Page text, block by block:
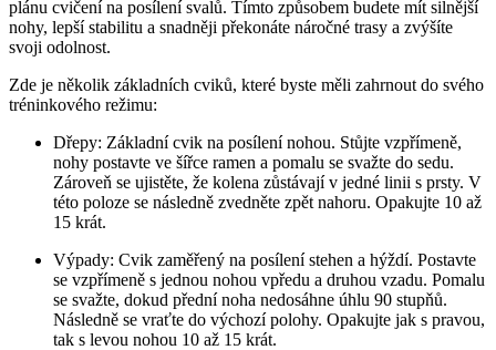
plánu cvičení na posílení svalů. Tímto způsobem budete mít silnější
nohy, lepší stabilitu a snadněji překonáte náročné trasy a zvýšíte
svoji odolnost.
Zde je několik základních cviků, které byste měli zahrnout do svého
tréninkového režimu:
Dřepy: Základní cvik na posílení nohou. Stůjte vzpřímeně,
nohy postavte ve šířce ramen a pomalu se svažte do sedu.
Zároveň se ujistěte, že kolena zůstávají v jedné linii s prsty. V
této poloze se následně zvedněte zpět nahoru. Opakujte 10 až
15 krát.
Výpady: Cvik zaměřený na posílení stehen a hýždí. Postavte
se vzpřímeně s jednou nohou vpředu a druhou vzadu. Pomalu
se svažte, dokud přední noha nedosáhne úhlu 90 stupňů.
Následně se vraťte do výchozí polohy. Opakujte jak s pravou,
tak s levou nohou 10 až 15 krát.